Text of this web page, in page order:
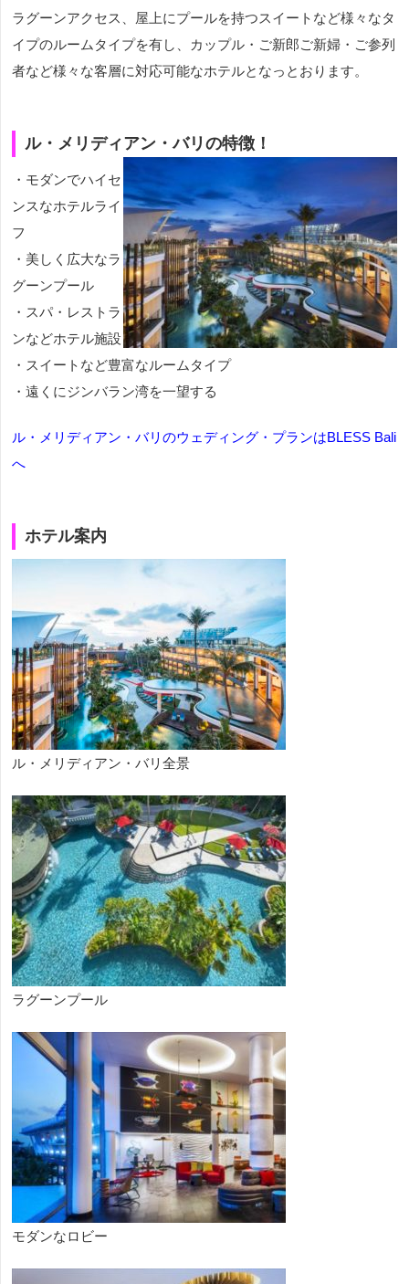
ラグーンアクセス、屋上にプールを持つスイートなど様々なタ
イプのルームタイプを有し、カップル・ご新郎ご新婦・ご参列
者など様々な客層に対応可能なホテルとなっとおります。
ル・メリディアン・バリの特徴！
・モダンでハイセ
ンスなホテルライ
フ
・美しく広大なラ
グーンプール
・スパ・レストラ
ンなどホテル施設
・スイートなど豊富なルームタイプ
・遠くにジンバラン湾を一望する
ル・メリディアン・バリのウェディング・プランはBLESS Bali
へ
ホテル案内
ル・メリディアン・バリ全景
ラグーンプール
モダンなロビー